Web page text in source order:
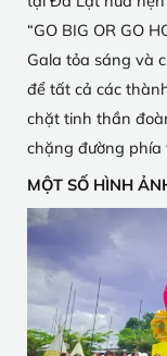
“GO BIG OR GO
Gala tỏa sáng và
để tất cả các
chặt tinh thần
chặng đường phía
MỘT SỐ HÌNH